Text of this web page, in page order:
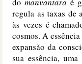
regula as taxas de
às vezes é
cosmos. A
expansão da
sua essência,